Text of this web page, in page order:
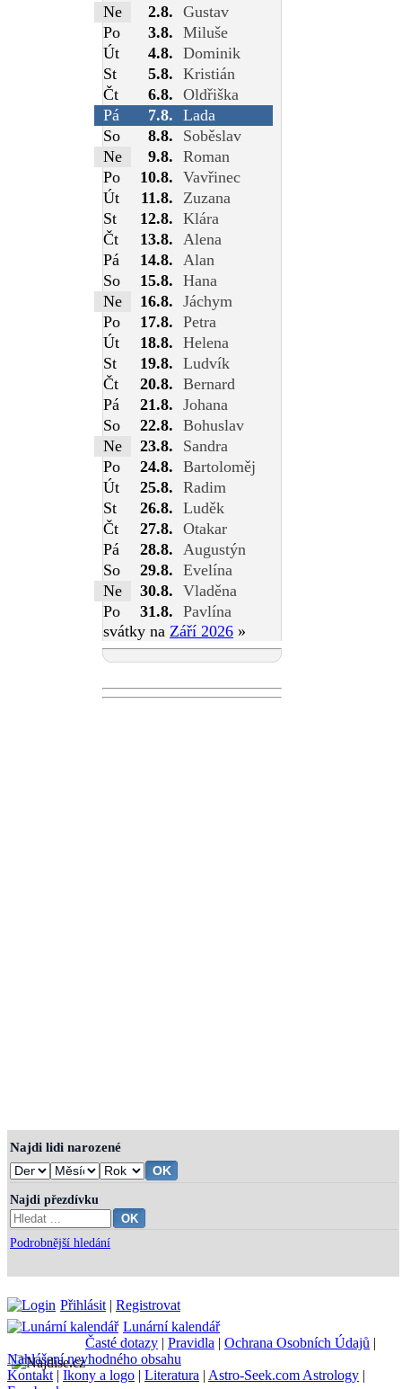
Ne
2.8. Gustav
Po
3.8. Miluše
Út
4.8. Dominik
St
5.8. Kristián
Čt
6.8. Oldřiška
Pá
7.8. Lada
So
8.8.
Soběslav
Ne
9.8. Roman
Po
10.8. Vavřinec
Út
11.8.
Zuzana
St
12.8. Klára
Čt
13.8. Alena
Pá
14.8. Alan
So
15.8. Hana
Ne
16.8. Jáchym
Po
17.8. Petra
Út
18.8. Helena
St
19.8. Ludvík
Čt
20.8. Bernard
Pá
21.8. Johana
So
22.8. Bohuslav
Ne
23.8.
Sandra
Po
24.8. Bartoloměj
Út
25.8. Radim
St
26.8. Luděk
Čt
27.8. Otakar
Pá
28.8. Augustýn
So
29.8. Evelína
Ne
30.8. Vladěna
Po
31.8. Pavlína
svátky na Září 2026 »
Najdi lidi narozené
Najdi přezdívku
Podrobnější hledání
Přihlásit| Registrovat
Lunární kalendář
Časté dotazy | Pravidla | Ochrana Osobních Údajů |
Nahlášení nevhodného obsahu
Kontakt| Ikony a logo | Literatura | Astro-Seek.com Astrology |